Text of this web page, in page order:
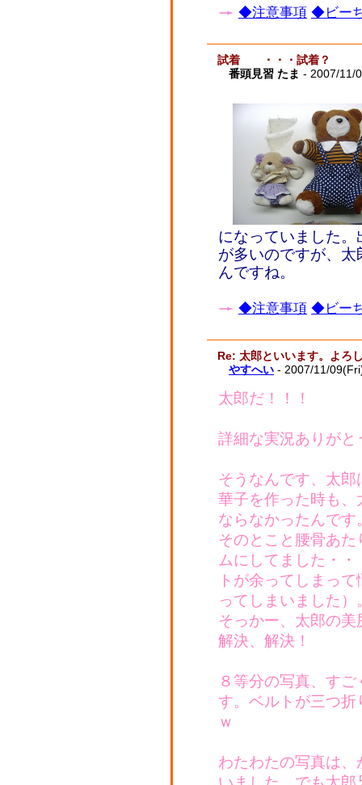
◆注意事項 ◆ビー
試着 ・・・試着？
番頭見習 たま - 2007/11/
になっていました
が多いのですが、
んですね。
◆注意事項 ◆ビー
Re: 太郎といいます。よろ
やすへい - 2007/11/
太郎だ！！！
詳細な実況ありがと
そうなんです、太
華子を作った時も
ならなかったんで
そのとこと腰骨あ
ムにしてました・
トが余ってしまっ
ってしまいました）
そっかー、太郎の
解決、解決！
８等分の写真、す
す。ベルトが三つ
ｗ
わたわたの写真は